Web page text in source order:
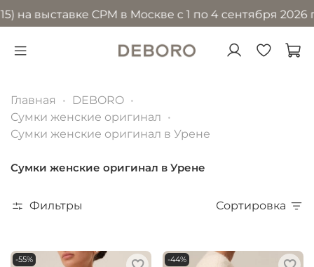
CPM в Москве с 1 по 4 сентября 2026 года
Главная
DEBORO
Сумки женские оригинал
Сумки женские оригинал в Урене
Сумки женские оригинал в Урене
Фильтры Сортировка
-55% -44%